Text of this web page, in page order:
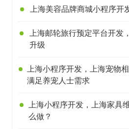
上海美容品牌商城小程序开
上海邮轮旅行预定平台开发
升级
上海小程序开发，上海宠物
满足养宠人士需求
上海小程序开发，上海家具
么做？